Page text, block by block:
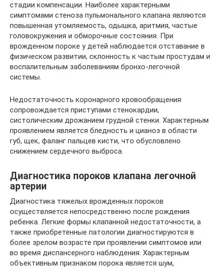
стадии компенсации. Наиболее характерными
симптомами стеноза пульмонального клапана являются
повышенная утомляемость, одышка, аритмия, частые
головокружения и обморочные состояния. При
врожденном пороке у детей наблюдается отставание в
физическом развитии, склонность к частым простудам и
воспалительным заболеваниям бронхо-легочной
системы.
Недостаточность коронарного кровообращения
сопровождается приступами стенокардии,
систолическим дрожанием грудной стенки. Характерным
проявлением является бледность и цианоз в области
губ, щек, фаланг пальцев кисти, что обусловлено
снижением сердечного выброса.
Диагностика пороков клапана легочной
артерии
Диагностика тяжелых врожденных пороков
осуществляется непосредственно после рождения
ребенка. Легкие формы клапанной недостаточности, а
также приобретенные патологии диагностируются в
более зрелом возрасте при проявлении симптомов или
во время диспансерного наблюдения. Характерным
объективным признаком порока является шум,